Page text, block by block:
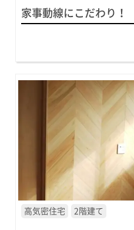
家事動線にこだわり！
高気密住宅 2階建て